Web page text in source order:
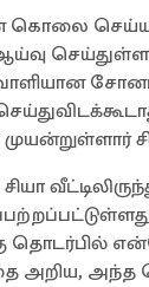
செய்யும்
தொடர்பில்
அறிய, அந்த